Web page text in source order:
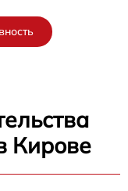
Кирове